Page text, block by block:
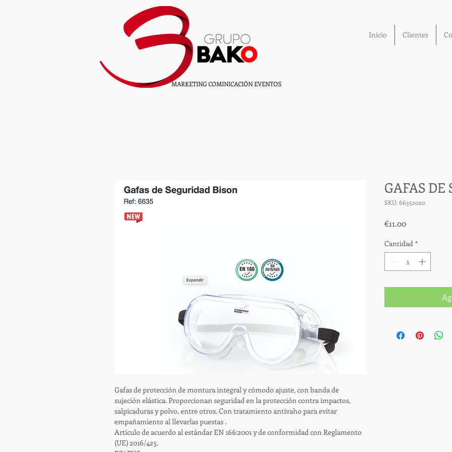
MARKETING COMINICACIÓN EVENTOS
Inicio Clientes
Gafas de protección de montura integral y cómodo ajuste, con banda de
sujeción elástica. Proporcionan seguridad en la protección contra impactos,
salpicaduras y polvo, entre otros. Con tratamiento antivaho para evitar
empañamiento al llevarlas puestas .
Artículo de acuerdo al estándar EN 166:2001 y de conformidad con Reglamento
(UE) 2016/425.
GAFAS DE
SKU: 66352020
€11.00Precio
Cantidad *